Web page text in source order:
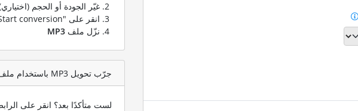
غيّر الجودة أو الحجم
انقر على "Start conversion" لتحويل ملفك من
نزّل ملف MP3
جرّب تحويل MP3 باستخدام ملف اختبار RTF
لست متأكدًا بعد؟ انقر على